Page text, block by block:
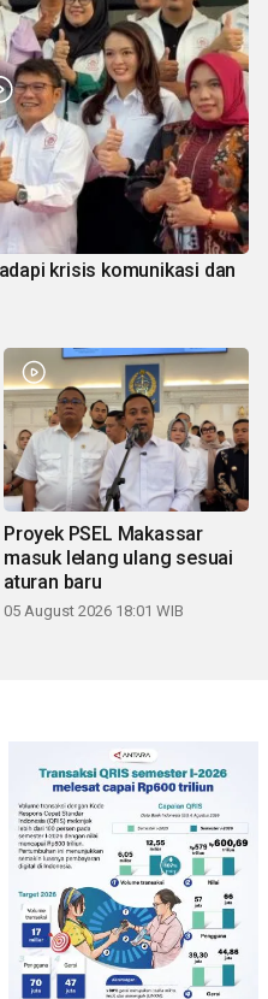
krisis komunikasi dan
Proyek PSEL Makassar
masuk lelang ulang sesuai
aturan baru
05 August 2026 18:01 WIB